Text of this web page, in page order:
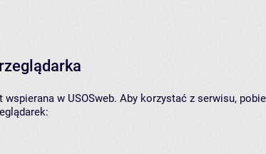
wspierana w USOSweb. Aby korzystać z serwisu,